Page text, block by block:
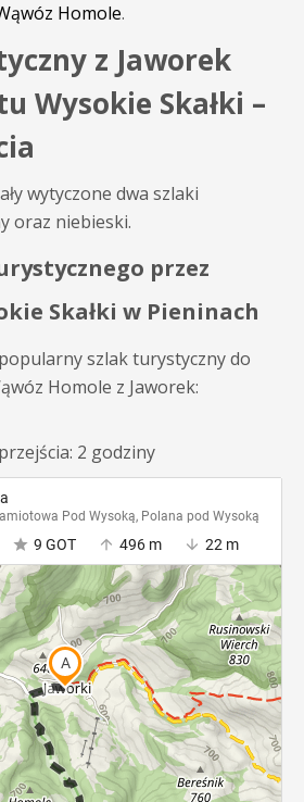
Homole.
z Jaworek
Wysokie Skałki –
wytyczone dwa szlaki
oraz niebieski.
przez
Skałki w Pieninach
szlak turystyczny do
Homole z Jaworek:
2 godziny